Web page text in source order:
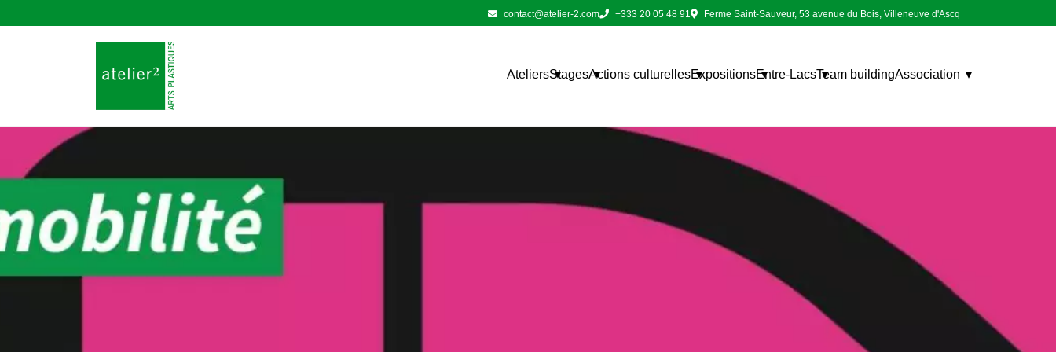
contact@atelier-2.com +333 20 05 48 91 Ferme Saint-Sauveur, 53 avenue du Bois, Villeneuve d'Ascq
AteliersStagesActions culturellesExpositionsEntre-LacsTeam buildingAssociation